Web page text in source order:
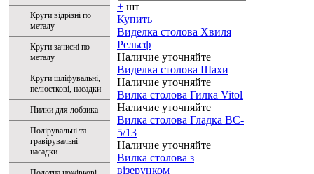
Круги відрізні по
металу
Круги зачисні по
металу
Круги шліфувальні,
пелюсткові, насадки
Пилки для лобзика
Полірувальні та
гравірувальні
насадки
+ шт
Купить
Виделка столова Хвиля
Рельєф
Наличие уточняйте
Виделка столова Шахи
Наличие уточняйте
Вилка столова Гилка Vitol
Наличие уточняйте
Вилка столова Гладка BC-
5/13
Наличие уточняйте
Вилка столова з
візерунком